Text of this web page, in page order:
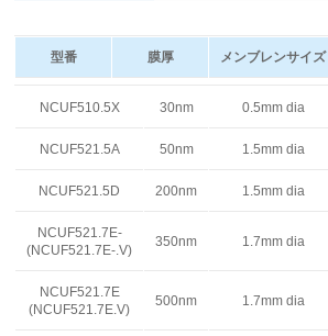
型番 膜厚 メンブレンサイズ
NCUF510.5X 30nm 0.5mm dia
NCUF521.5A 50nm 1.5mm dia
NCUF521.5D 200nm 1.5mm dia
NCUF521.7E-
(NCUF521.7E-.V)
350nm 1.7mm dia
NCUF521.7E
(NCUF521.7E.V)
500nm 1.7mm dia